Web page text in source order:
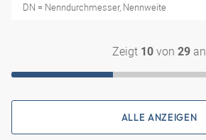
DN = Nenndurchmesser, Nennweite
Zeigt 10 von 29 an
ALLE ANZEIGEN